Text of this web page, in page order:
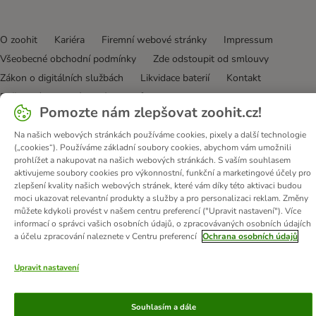
O zoohit Kariéra Firemní webové stránky
Impressum
Všeobecné obchodní podmínky
Zde odstoupit od smlouvy
Zákon o digitálních službách
Likvidace baterií
Kontakt
Poštovné a dodací termín
Způsoby platby
Partnerský program
Ochrana osobních údajů
Ochrana osobních údajů
Prohlášení o přístupnosti
© zooplus SE 2026
Pomozte nám zlepšovat zoohit.cz!
Na našich webových stránkách používáme cookies, pixely a další technologie
(„cookies“). Používáme základní soubory cookies, abychom vám umožnili
prohlížet a nakupovat na našich webových stránkách. S vaším souhlasem
aktivujeme soubory cookies pro výkonnostní, funkční a marketingové účely pro
zlepšení kvality našich webových stránek, které vám díky této aktivaci budou
moci ukazovat relevantní produkty a služby a pro personalizaci reklam. Změny
můžete kdykoli provést v našem centru preferencí ("Upravit nastavení"). Více
informací o správci vašich osobních údajů, o zpracovávaných osobních údajích
a účelu zpracování naleznete v Centru preferencí Ochrana osobních údajů
Upravit nastavení
Souhlasím a dále